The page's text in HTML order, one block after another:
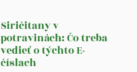
Siričitany v
potravinách: Čo treba
vedieť o týchto E-
číslach